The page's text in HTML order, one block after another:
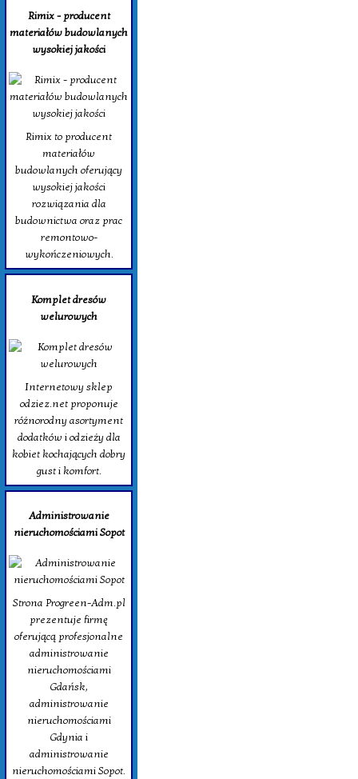
Rimix - producent
materiałów budowlanych
wysokiej jakości
Rimix to producent
materiałów
budowlanych oferujący
wysokiej jakości
rozwiązania dla
budownictwa oraz prac
remontowo-
wykończeniowych.
Komplet dresów
welurowych
Internetowy sklep
odziez.net proponuje
różnorodny asortyment
dodatków i odzieży dla
kobiet kochających dobry
gust i komfort.
Administrowanie
nieruchomościami Sopot
Strona Progreen-Adm.pl
prezentuje firmę
oferującą profesjonalne
administrowanie
nieruchomościami
Gdańsk,
administrowanie
nieruchomościami
Gdynia i
administrowanie
nieruchomościami Sopot.